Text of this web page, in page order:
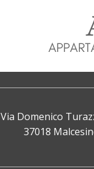
Via Domenico
37018